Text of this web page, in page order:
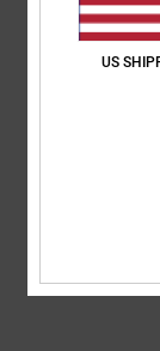
6.
US